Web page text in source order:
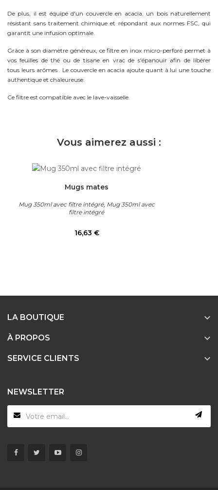
De plus, il est équipé d'un couvercle en acacia, un bois naturellement
résistant sans traitement chimique et répondant aux normes FSC, qui
garantit une infusion optimale.
Grâce à son diamètre généreux, ce filtre en inox micro-perforé permet à
vos feuilles de thé ou de tisane en vrac de s'épanouir afin de libérer
tous leurs arômes . Le couvercle en acacia ajoute quant à lui une touche
authentique et chaleureuse.
Ce filtre est compatible avec le lave-vaisselle.
Vous aimerez aussi :
Mugs mates
Mug 350ml avec filtre intégré, Mug 350ml avec
filtre intégré
Prix
16,63 €
LA BOUTIQUE 
À PROPOS 
SERVICE CLIENTS 
NEWSLETTER